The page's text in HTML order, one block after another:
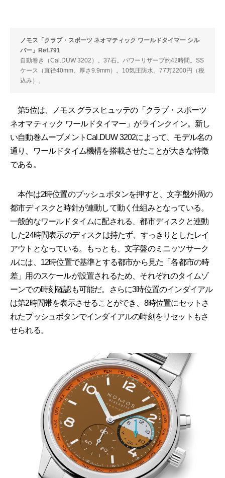
ノモス「クラブ・スポーツ ネオマティック ワールドタイマー シル
バー」Ref.791
自動巻き（Cal.DUW 3202）。37石。パワーリザーブ約42時間。SS
ケース（直径40mm、厚さ9.9mm）。10気圧防水。77万2200円（税
込み）。
第5位は、ノモス グラスヒュッテの「クラブ・スポーツ
ネオマティック ワールドタイマー」がラインクイン。新し
い自動巻ムーブメントCal.DUW 3202によって、モデル名の
通り、ワールドタイム機構を搭載させたことが大きな特徴
である。
本作は2時位置のプッシュボタンを押すと、文字盤外周の
都市ディスクと時針が連動して動く仕組みとなっている。
一般的なワールドタイムに配される、都市ディスクと連動
した24時間表示のディスクは持たず、すっきりとしたレイ
アウトとなっている。もっとも、文字盤のミニッツサーク
ルには、12時位置で基準とする都市から見た「各都市の時
差」用のスケールが設置されるため、それぞれのタイムゾ
ーンでの時刻確認も可能だ。さらに3時位置のインダイアル
は第2時間帯を表示させることができ、8時位置にセットさ
れたプッシュボタンでインダイアルの時刻をリセットもさ
せられる。